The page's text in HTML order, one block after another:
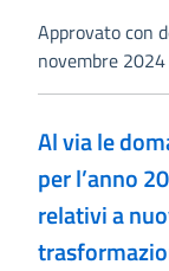
Approvato con
novembre
Al via le
per l’anno
relativi a